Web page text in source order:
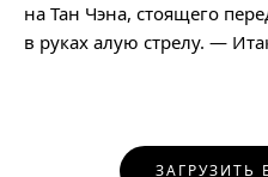
на Тан Чэна, стоящего
в руках алую стрелу. —
НавигацияЗАГРУЗИТЬ